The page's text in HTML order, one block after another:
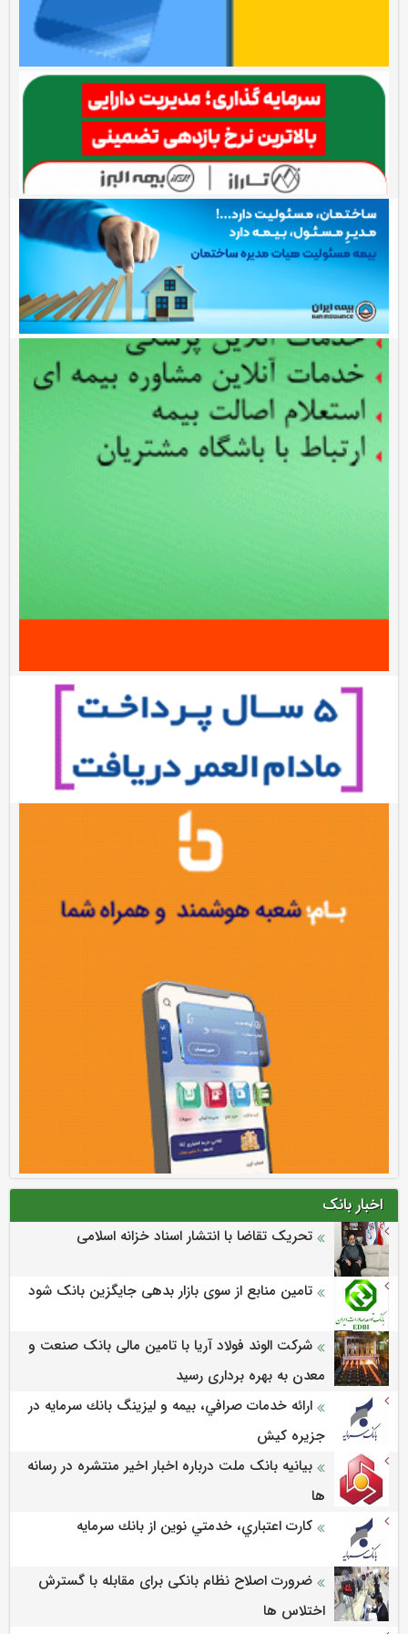
اخبار بانک
تحریک تقاضا با انتشار اسناد خزانه اسلامی
تامین منابع از سوی بازار بدهی جایگزین بانک شود
شرکت الوند فولاد آریا با تامین مالی بانک صنعت و
معدن به بهره برداری رسید
ارائه خدمات صرافي، بيمه و ليزينگ بانك سرمايه در
جزيره كيش
بیانیه بانک ملت درباره اخبار اخیر منتشره در رسانه
ها
كارت اعتباري، خدمتي نوين از بانك سرمايه
ضرورت اصلاح نظام بانکی برای مقابله با گسترش
اختلاس ها